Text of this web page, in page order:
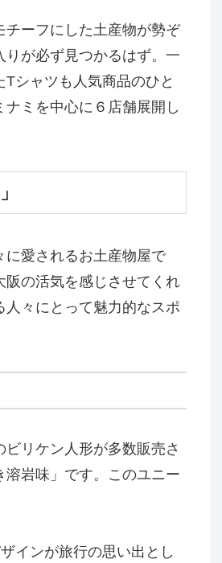
ーフにした土産物が勢ぞ
が必ず見つかるはず。一
シャツも人気商品のひと
ミを中心に６店舗展開し
に愛されるお土産物屋で
の活気を感じさせてくれ
々にとって魅力的なスポ
リケン人形が多数販売さ
岩味」です。このユニー
インが旅行の思い出とし